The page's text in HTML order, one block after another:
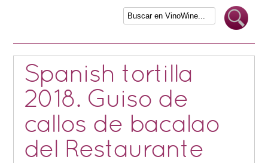
Spanish tortilla
2018. Guiso de
callos de bacalao
del Restaurante